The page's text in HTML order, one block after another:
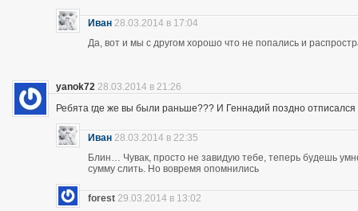
Иван 28.03.2014 в 17:04
Да, вот и мы с другом хорошо что не попались и
yanok72 28.03.2014 в 21:26
Ребята где же вы были раньше??? И Геннадий поздно
Иван 28.03.2014 в 22:35
Блин… Чувак, просто не завидую тебе, теперь будешь
сумму слить. Но вовремя опомнились
forest 29.03.2014 в 13:02